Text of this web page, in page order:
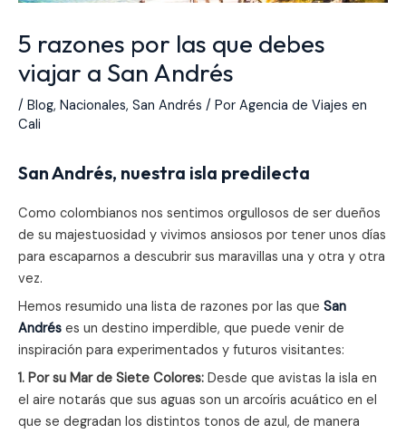
5 razones por las que debes
viajar a San Andrés
/ Blog, Nacionales, San Andrés / Por Agencia de Viajes en
Cali
San Andrés, nuestra isla predilecta
Como colombianos nos sentimos orgullosos de ser dueños
de su majestuosidad y vivimos ansiosos por tener unos días
para escaparnos a descubrir sus maravillas una y otra y otra
vez.
Hemos resumido una lista de razones por las que San
Andrés es un destino imperdible, que puede venir de
inspiración para experimentados y futuros visitantes:
1. Por su Mar de Siete Colores: Desde que avistas la isla en
el aire notarás que sus aguas son un arcoíris acuático en el
que se degradan los distintos tonos de azul, de manera